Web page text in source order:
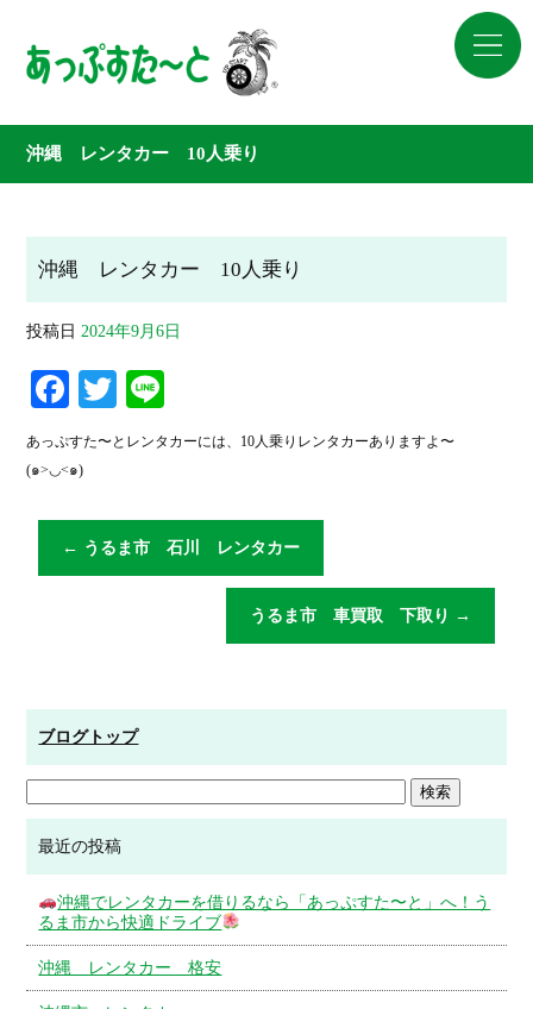
沖縄 レンタカー 10人乗り
沖縄 レンタカー 10人乗り
投稿日 2024年9月6日
Fa
ce
bo
T
wi ne
あっぷすた〜とレンタカーには、10人乗りレンタカーありますよ〜
(๑>◡<๑)
← うるま市 石川 レンタカー
うるま市 車買取 下取り →
ブログトップ
最近の投稿
沖縄でレンタカーを借りるなら「あっぷすた〜と」へ！う
るま市から快適ドライブ
沖縄 レンタカー 格安